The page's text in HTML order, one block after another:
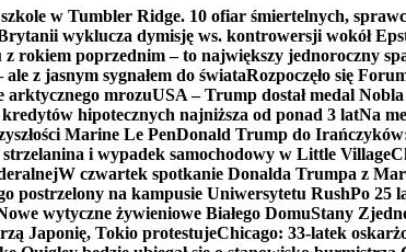
w Tumbler Ridge. 10 ofiar śmiertelnych,
wyklucza dymisję ws. kontrowersji wokół
rokiem poprzednim – to największy jednoroczny
z jasnym sygnałem do świataRozpoczęło się
arktycznego mrozuUSA – Trump dostał medal
hipotecznych najniższa od ponad 3 latNa
Marine Le PenDonald Trump do
i wypadek samochodowy w Little Village
W czwartek spotkanie Donalda Trumpa z
postrzelony na kampusie Uniwersytetu RushPo 25
wytyczne żywieniowe Białego DomuStany
Japonię, Tokio protestujeChicago: 33-latek